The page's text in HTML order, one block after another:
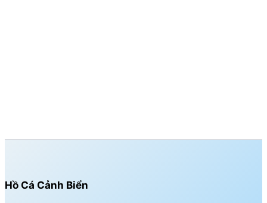
Hồ Cá Cảnh Biển